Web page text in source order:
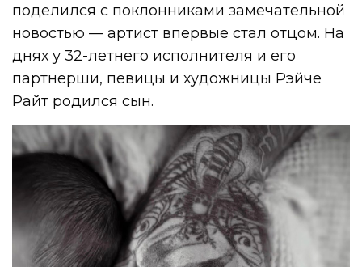
поделился с поклонниками замечательной
новостью — артист впервые стал отцом. На
днях у 32-летнего исполнителя и его
партнерши, певицы и художницы Рэйче
Райт родился сын.